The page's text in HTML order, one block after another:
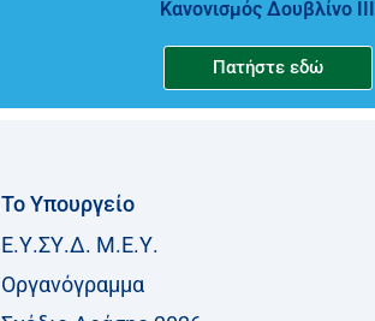
Κανονισμός Δουβλίνο ΙΙΙ
Πατήστε εδώ
Το Υπουργείο
Ε.Υ.ΣΥ.Δ. Μ.Ε.Υ.
Οργανόγραμμα